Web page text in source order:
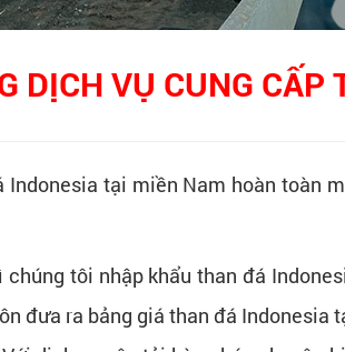
DỊCH VỤ CUNG CẤP
tại miền Nam hoàn toàn
tôi nhập khẩu than đá
đưa ra bảng giá than đá Indonesia